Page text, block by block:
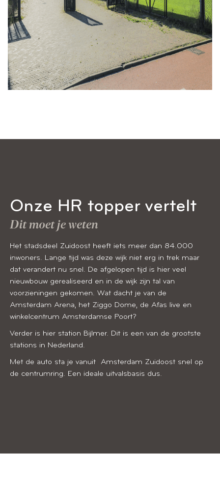
Onze HR topper vertelt
Dit moet je weten
Het stadsdeel Zuidoost heeft iets meer dan 84.000
inwoners. Lange tijd was deze wijk niet erg in trek maar
dat verandert nu snel. De afgelopen tijd is hier veel
nieuwbouw gerealiseerd en in de wijk zijn tal van
voorzieningen gekomen. Wat dacht je van de
Amsterdam Arena, het Ziggo Dome, de Afas live en
winkelcentrum Amsterdamse Poort?
Verder is hier station Bijlmer. Dit is een van de grootste
stations in Nederland.
Met de auto sta je vanuit Amsterdam Zuidoost snel op
de centrumring. Een ideale uitvalsbasis dus.